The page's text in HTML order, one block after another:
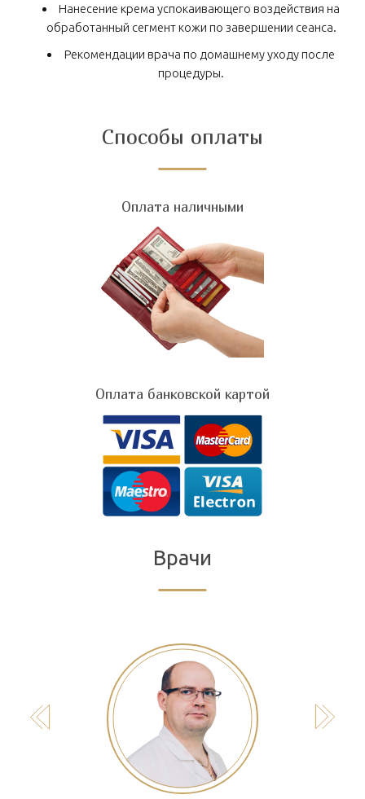
Нанесение крема успокаивающего воздействия на
обработанный сегмент кожи по завершении сеанса.
Рекомендации врача по домашнему уходу после
процедуры.
Способы оплаты
Оплата наличными
Оплата банковской картой
Врачи